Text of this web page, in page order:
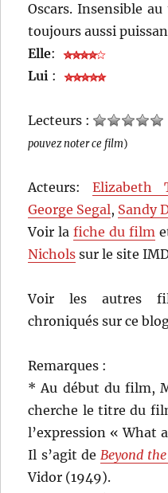
Oscars. Insensible
toujours aussi
Elle:
Lui :
Lecteurs :
pouvez noter ce film)
Acteurs: Elizabeth
George Segal, Sandy
Voir lafiche du film
Nichols sur le site
Voir les autres
chroniqués sur ce
Remarques :
* Au début du film,
cherche le titre du
l’expression « What
Il s’agit deBeyond
Vidor (1949).